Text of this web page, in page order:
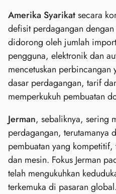
Amerika Syarikatsecara
defisit perdagangan
didorong oleh jumlah
pengguna, elektronik dan
mencetuskan perbincangan
dasar perdagangan, tarif
memperkukuh pembuatan
Jerman, sebaliknya, sering
perdagangan, terutamanya
pembuatan yang
dan mesin. Fokus Jerman
telah mengukuhkan
terkemuka di pasaran global.